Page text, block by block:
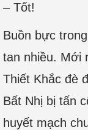
– Tốt!
Buồn bực
tan nhiều. Mới
Thiết Khắc đè
Bất Nhị bị tấn
huyết mạch